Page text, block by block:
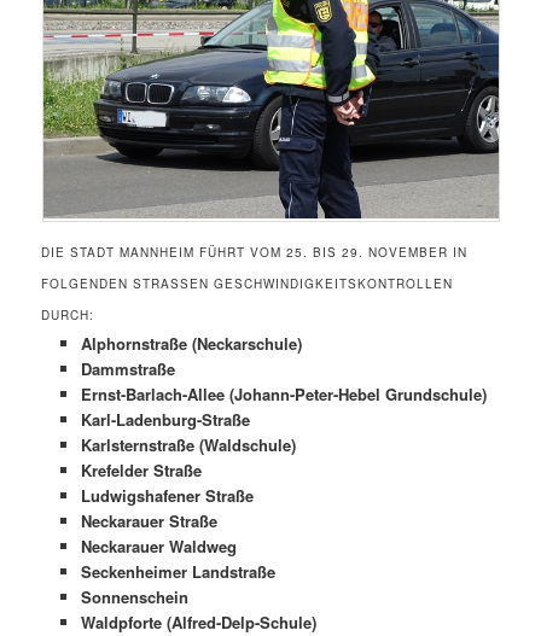
DIE STADT MANNHEIM FÜHRT VOM 25. BIS 29. NOVEMBER IN
FOLGENDEN STRASSEN GESCHWINDIGKEITSKONTROLLEN D
URCH:
Alphornstraße (Neckarschule)
Dammstraße
Ernst-Barlach-Allee (Johann-Peter-Hebel Grundschule)
Karl-Ladenburg-Straße
Karlsternstraße (Waldschule)
Krefelder Straße
Ludwigshafener Straße
Neckarauer Straße
Neckarauer Waldweg
Seckenheimer Landstraße
Sonnenschein
Waldpforte (Alfred-Delp-Schule)